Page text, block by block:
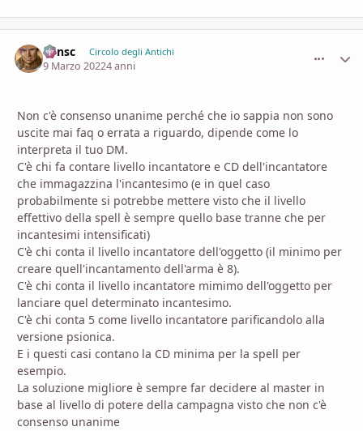
Minsc Circolo degli Antichi
9 Marzo 20224 anni
Non c'è consenso unanime perché che io sappia non sono
uscite mai faq o errata a riguardo, dipende come lo
interpreta il tuo DM.
C'è chi fa contare livello incantatore e CD dell'incantatore
che immagazzina l'incantesimo (e in quel caso
probabilmente si potrebbe mettere visto che il livello
effettivo della spell è sempre quello base tranne che per
incantesimi intensificati)
C'è chi conta il livello incantatore dell'oggetto (il minimo per
creare quell'incantamento dell'arma è 8).
C'è chi conta il livello incantatore mimimo dell'oggetto per
lanciare quel determinato incantesimo.
C'è chi conta 5 come livello incantatore parificandolo alla
versione psionica.
E i questi casi contano la CD minima per la spell per
esempio.
La soluzione migliore è sempre far decidere al master in
base al livello di potere della campagna visto che non c'è
consenso unanime